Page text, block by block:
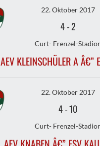
22. Oktober 2017
4-2
Curt- Frenzel-
AEV KLEINSCHÜLER A Â€”
22. Oktober 2017
4-10
Curt- Frenzel-